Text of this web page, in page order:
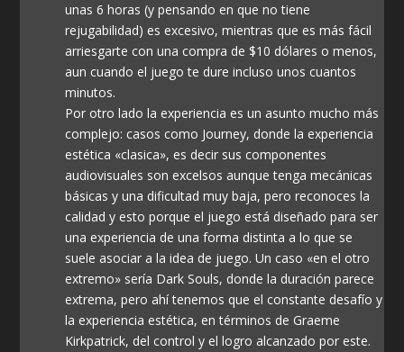
unas 6 horas (y pensando en que no tiene
rejugabilidad) es excesivo, mientras que es más fácil
arriesgarte con una compra de $10 dólares o menos,
aun cuando el juego te dure incluso unos cuantos
minutos.
Por otro lado la experiencia es un asunto mucho más
complejo: casos como Journey, donde la experiencia
estética «clasica», es decir sus componentes
audiovisuales son excelsos aunque tenga mecánicas
básicas y una dificultad muy baja, pero reconoces la
calidad y esto porque el juego está diseñado para ser
una experiencia de una forma distinta a lo que se
suele asociar a la idea de juego. Un caso «en el otro
extremo» sería Dark Souls, donde la duración parece
extrema, pero ahí tenemos que el constante desafío y
la experiencia estética, en términos de Graeme
Kirkpatrick, del control y el logro alcanzado por este.